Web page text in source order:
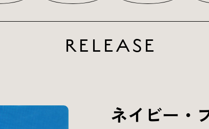
RELEASE
ネイビー・